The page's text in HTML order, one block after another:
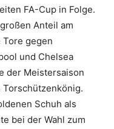
FA-Cup in Folge.
Anteil am
Tore gegen
und Chelsea
der Meistersaison
Schuh als
bei der Wahl zum